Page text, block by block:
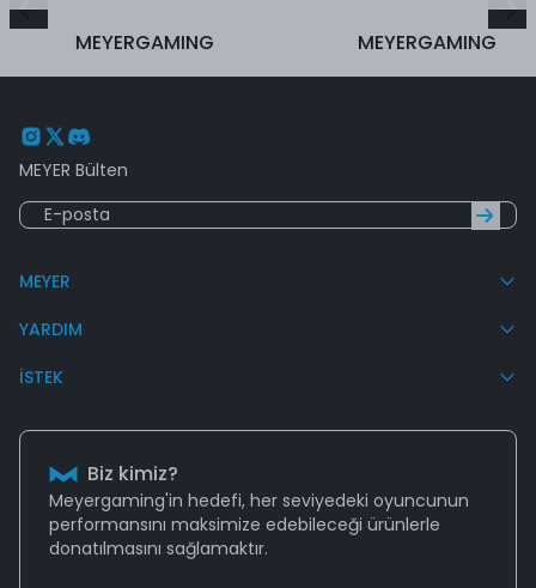
MEYERGAMING MEYERGAMING
MEYER Bülten
MEYER
YARDIM
İSTEK
Biz kimiz?
Meyergaming'in hedefi, her seviyedeki oyuncunun
performansını maksimize edebileceği ürünlerle
donatılmasını sağlamaktır.